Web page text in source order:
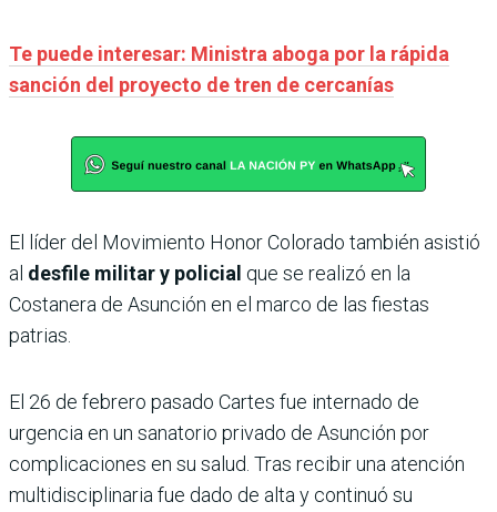
Te puede interesar: Ministra aboga por la rápida
sanción del proyecto de tren de cercanías
El líder del Movimiento Honor Colorado también asistió
al desfile militar y policial que se realizó en la
Costanera de Asunción en el marco de las fiestas
patrias.
El 26 de febrero pasado Cartes fue internado de
urgencia en un sanatorio privado de Asunción por
complicaciones en su salud. Tras recibir una atención
multidisciplinaria fue dado de alta y continuó su